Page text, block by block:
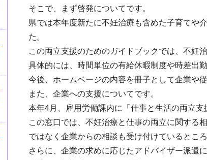
そこで、まず啓発についてです。
県では本年度新たに不妊治療も含めた子育てや
た。
この両立支援のためのガイドブックでは、不妊
具体的には、時間単位の有給休暇制度や時差出
今後、ホームページの内容を冊子として企業や
また、企業への支援についてです。
本年4月、雇用労働課内に「仕事と生活の両立支
この窓口では、不妊治療と仕事の両立に関する
ではなく企業からの相談も受け付けているところ
さらに、企業の求めに応じたアドバイザー派遣